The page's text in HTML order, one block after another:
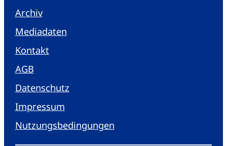
Archiv
Mediadaten
Kontakt
AGB
Datenschutz
Impressum
Nutzungsbedingungen